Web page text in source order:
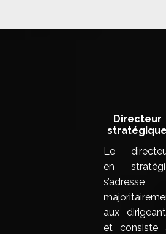
Directeur
stratégique
Le
en
s’adresse
aux
et consiste